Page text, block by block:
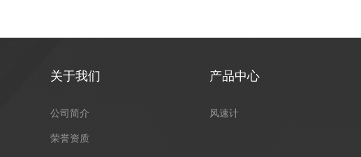
关于我们
公司简介
荣誉资质
产品中心
风速计